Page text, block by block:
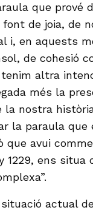
que prové
de joia, de
i, en aquests
de cohesió
tenim altra
més la
la nostra
la paraula que
que avui
1229, ens situa
actual